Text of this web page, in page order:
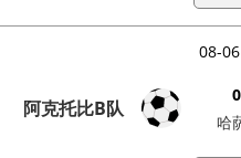
08-06
阿克托比B队
哈